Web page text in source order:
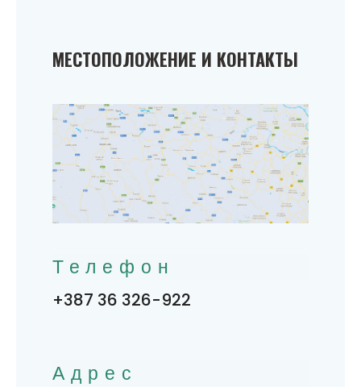
МЕСТОПОЛОЖЕНИЕ И КОНТАКТЫ
Телефон
+387 36 326-922
Адрес